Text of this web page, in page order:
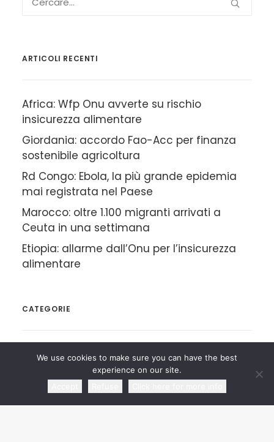
ARTICOLI RECENTI
Africa: Wfp Onu avverte su rischio
insicurezza alimentare
Giordania: accordo Fao-Acc per finanza
sostenibile agricoltura
Rd Congo: Ebola, la più grande epidemia
mai registrata nel Paese
Marocco: oltre 1.100 migranti arrivati a
Ceuta in una settimana
Etiopia: allarme dall’Onu per l’insicurezza
alimentare
CATEGORIE
Rassegna Articoli
Rassegna Agenzie di Stampa
We use cookies to make sure you can have the best
experience on our site.